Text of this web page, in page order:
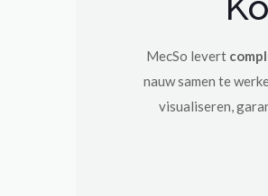
MecSo levert
nauw samen te
visualiseren,